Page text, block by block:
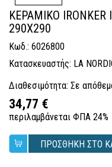
ΚΕΡΑΜΙΚΟ IRONKER
290X290
Κωδ.: 6026800
Κατασκευαστής: LA
Διαθεσιμότητα: Σε
34,77 €
περιλαμβάνεται ΦΠΑ 24%
ΠΡΟΣΘΗΚΗ ΣΤΟ